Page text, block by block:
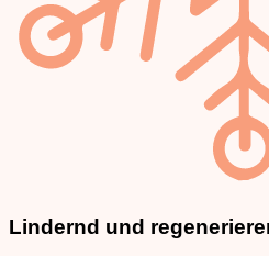
Lindernd und